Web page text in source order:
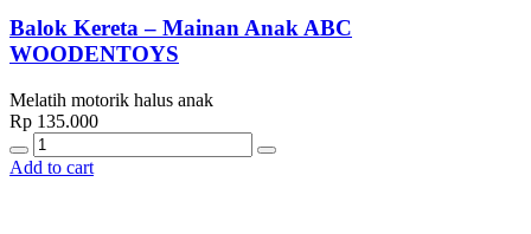
Balok Kereta – Mainan Anak ABC
WOODENTOYS
Melatih motorik halus anak
Rp 135.000
Quantity
Add to cart